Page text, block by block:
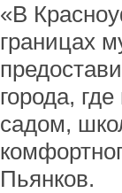
«В
границах
города,
садом,
Пьянков.